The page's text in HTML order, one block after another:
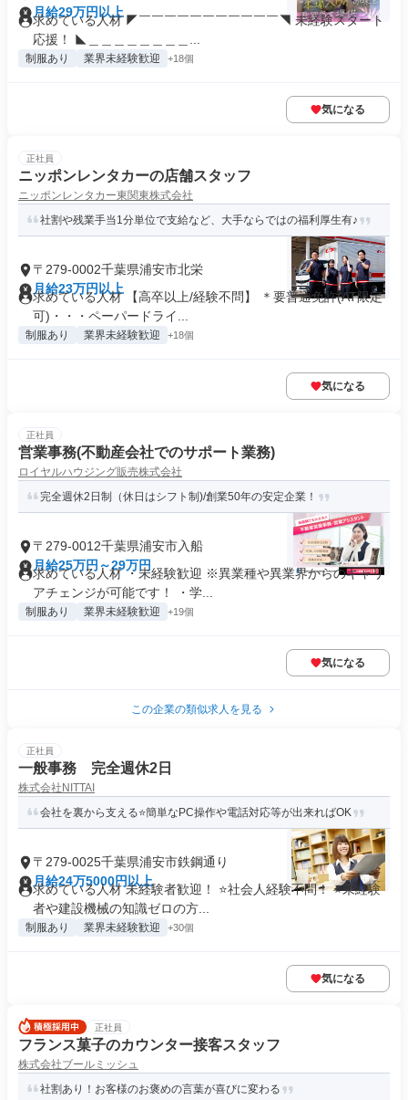
月給29万円以上
求めている人材 ◤￣￣￣￣￣￣￣￣￣￣￣◥ 未経験スタート
応援！ ◣＿＿＿＿＿＿＿＿...
制服あり 業界未経験歓迎 +18個
気になる
正社員
ニッポンレンタカーの店舗スタッフ
ニッポンレンタカー東関東株式会社
社割や残業手当1分単位で支給など、大手ならではの福利厚生有♪
〒279-0002千葉県浦安市北栄
月給23万円以上
求めている人材 【高卒以上/経験不問】 ＊要普通免許(AT限定
可)・・・ペーパードライ...
制服あり 業界未経験歓迎 +18個
気になる
正社員
営業事務(不動産会社でのサポート業務)
ロイヤルハウジング販売株式会社
完全週休2日制（休日はシフト制)/創業50年の安定企業！
〒279-0012千葉県浦安市入船
月給25万円～29万円
求めている人材 ・未経験歓迎 ※異業種や異業界からのキャリ
アチェンジが可能です！ ・学...
制服あり 業界未経験歓迎 +19個
気になる
この企業の類似求人を見る
正社員
一般事務 完全週休2日
株式会社NITTAI
会社を裏から支える⭐簡単なPC操作や電話対応等が出来ればOK
〒279-0025千葉県浦安市鉄鋼通り
月給24万5000円以上
求めている人材 未経験者歓迎！ ⭐社会人経験不問！ ⭐未経験
者や建設機械の知識ゼロの方...
制服あり 業界未経験歓迎 +30個
気になる
正社員
フランス菓子のカウンター接客スタッフ
株式会社ブールミッシュ
社割あり！お客様のお褒めの言葉が喜びに変わる